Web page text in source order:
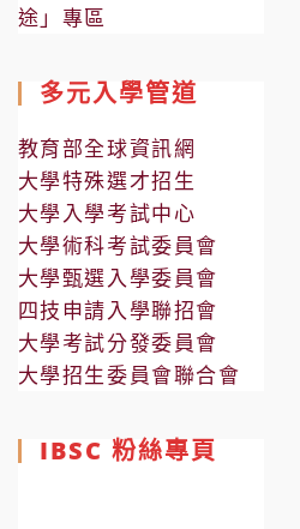
途」專區
多元入學管道
教育部全球資訊網
大學特殊選才招生
大學入學考試中心
大學術科考試委員會
大學甄選入學委員會
四技申請入學聯招會
大學考試分發委員會
大學招生委員會聯合會
IBSC 粉絲專頁